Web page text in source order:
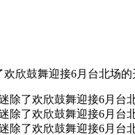
欣鼓舞迎接6月台北场
除了欢欣鼓舞迎接6月
除了欢欣鼓舞迎接6月
除了欢欣鼓舞迎接6月